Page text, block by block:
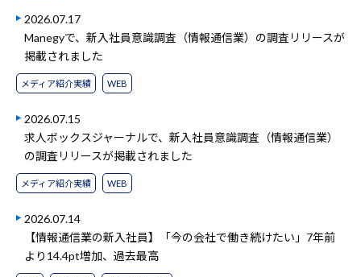
2026.07.17
Manegyで、新入社員意識調査（情報通信業）の調査リリースが
掲載されました
メディア紹介実績 WEB
2026.07.15
求人ボックスジャーナルで、新入社員意識調査（情報通信業）
の調査リリースが掲載されました
メディア紹介実績 WEB
2026.07.14
【情報通信業の新入社員】「今の会社で働き続けたい」7年前
より14.4pt増加、過去最高